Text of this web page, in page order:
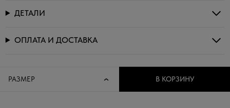
ДЕТАЛИ
ОПЛАТА И ДОСТАВКА
РАЗМЕР В КОРЗИНУ